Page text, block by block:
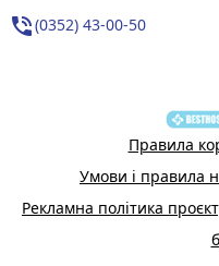
phone_in_talk(0352) 43-00-50
Правила
Умови і правила
Рекламна політика